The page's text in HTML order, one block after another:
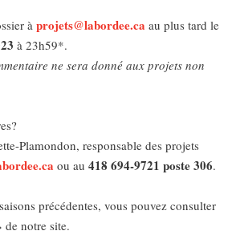
à projets@labordee.ca au plus tard le
à 23h59*.
ne sera donné aux projets non
Plamondon, responsable des projets
ou au 418 694-9721 poste 306.
précédentes, vous pouvez consulter
de notre site.